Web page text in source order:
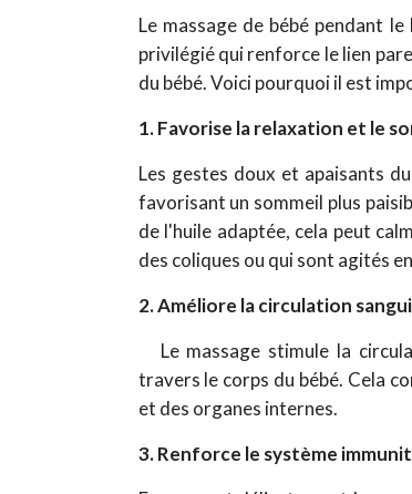
Le massage de bébé pendant
privilégié qui renforce le lien
du bébé. Voici pourquoi il est
1. Favorise la relaxation et le
Les gestes doux et apaisants
favorisant un sommeil plus
de l'huile adaptée, cela peut
des coliques ou qui sont agités
2. Améliore la circulation
Le massage stimule la
travers le corps du bébé. Cela
et des organes internes.
3. Renforce le système